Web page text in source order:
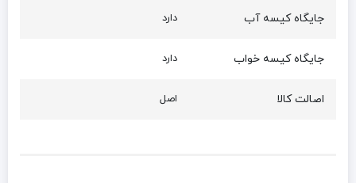
جایگاه کیسه آب دارد
جایگاه کیسه خواب دارد
اصالت کالا اصل